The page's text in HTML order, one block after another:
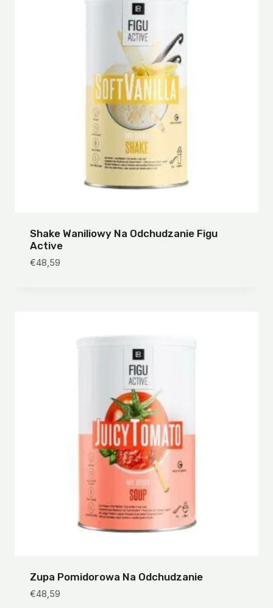
Shake Waniliowy Na Odchudzanie Figu
Active
€48,59
Zupa Pomidorowa Na Odchudzanie
€48,59